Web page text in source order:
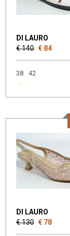
DI LAURO
€ 140 € 84
38 42
DI LAURO
€ 130 € 78